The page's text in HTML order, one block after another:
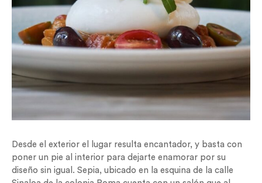
Desde el exterior el lugar resulta encantador, y basta con
poner un pie al interior para dejarte enamorar por su
diseño sin igual. Sepia, ubicado en la esquina de la calle